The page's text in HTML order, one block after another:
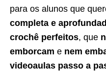
para os alunos que
completa e
crochê perfeitos, que
emborcam e nem
videoaulas passo a